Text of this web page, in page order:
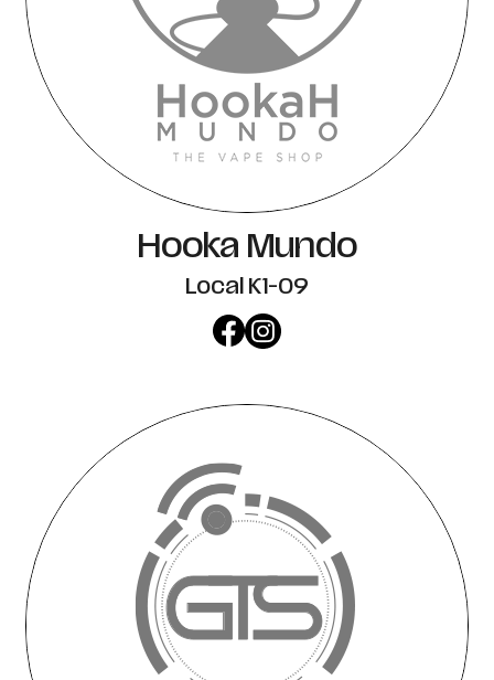
Hooka Mundo
Local K1-09